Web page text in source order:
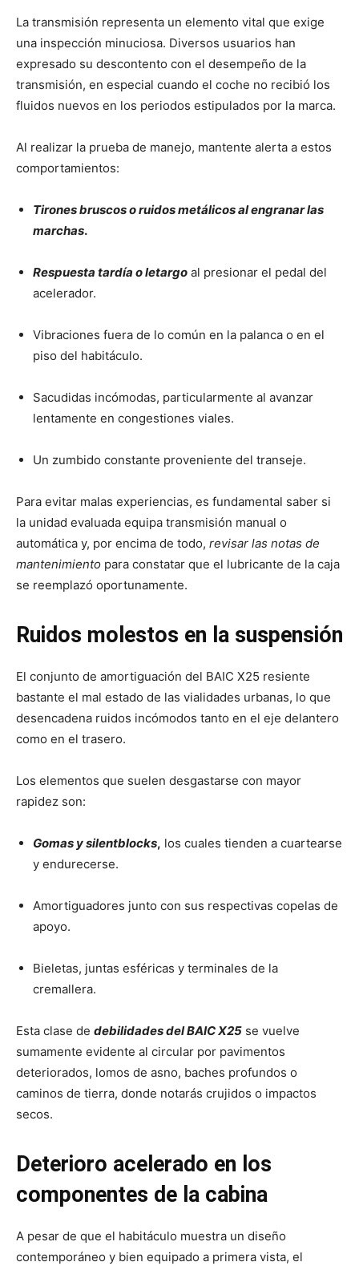
La transmisión representa un elemento vital que exige
una inspección minuciosa. Diversos usuarios han
expresado su descontento con el desempeño de la
transmisión, en especial cuando el coche no recibió los
fluidos nuevos en los periodos estipulados por la marca.
Al realizar la prueba de manejo, mantente alerta a estos
comportamientos:
Tirones bruscos o ruidos metálicos al engranar las
marchas.
Respuesta tardía o letargo al presionar el pedal del
acelerador.
Vibraciones fuera de lo común en la palanca o en el
piso del habitáculo.
Sacudidas incómodas, particularmente al avanzar
lentamente en congestiones viales.
Un zumbido constante proveniente del transeje.
Para evitar malas experiencias, es fundamental saber si
la unidad evaluada equipa transmisión manual o
automática y, por encima de todo, revisar las notas de
mantenimiento para constatar que el lubricante de la caja
se reemplazó oportunamente.
Ruidos molestos en la suspensión
El conjunto de amortiguación del BAIC X25 resiente
bastante el mal estado de las vialidades urbanas, lo que
desencadena ruidos incómodos tanto en el eje delantero
como en el trasero.
Los elementos que suelen desgastarse con mayor
rapidez son:
Gomas y silentblocks, los cuales tienden a cuartearse
y endurecerse.
Amortiguadores junto con sus respectivas copelas de
apoyo.
Bieletas, juntas esféricas y terminales de la
cremallera.
Esta clase de debilidades del BAIC X25 se vuelve
sumamente evidente al circular por pavimentos
deteriorados, lomos de asno, baches profundos o
caminos de tierra, donde notarás crujidos o impactos
secos.
Deterioro acelerado en los
componentes de la cabina
A pesar de que el habitáculo muestra un diseño
contemporáneo y bien equipado a primera vista, el